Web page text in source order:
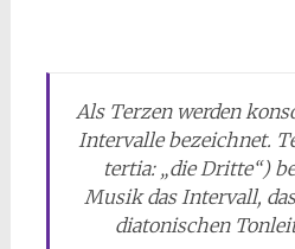
Als Terzen werden
Intervalle bezeichnet.
tertia: „die Dritte“)
Musik das Intervall,
diatonischen